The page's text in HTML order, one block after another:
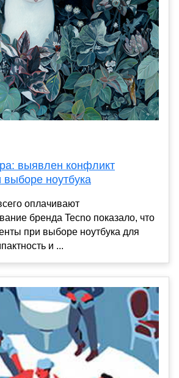
выявлен конфликт
выборе ноутбука
оплачивают
бренда Tecno показало, что
при выборе ноутбука для
и ...